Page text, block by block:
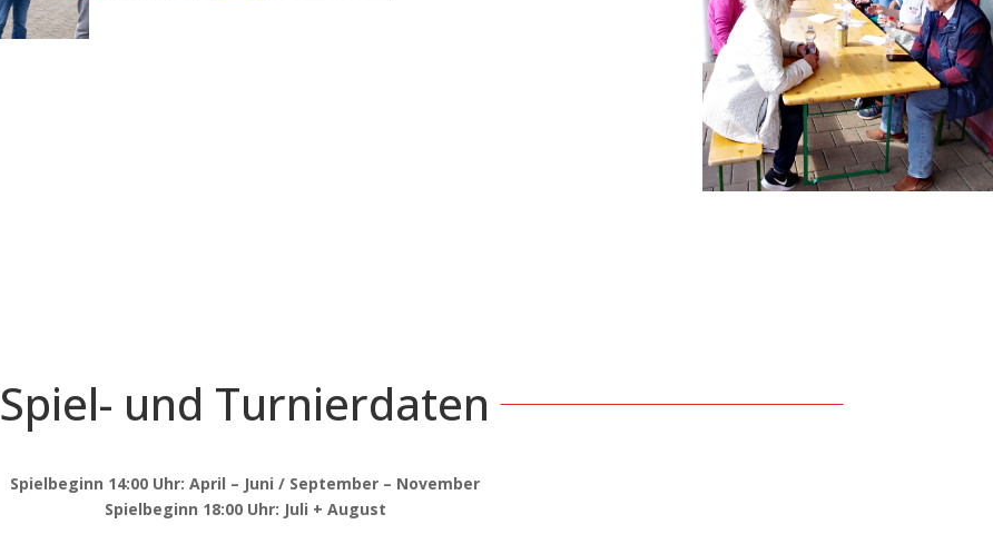
Spiel- und Turnierdaten
Spielbeginn 14:00 Uhr: April – Juni / September – November
Spielbeginn 18:00 Uhr: Juli + August